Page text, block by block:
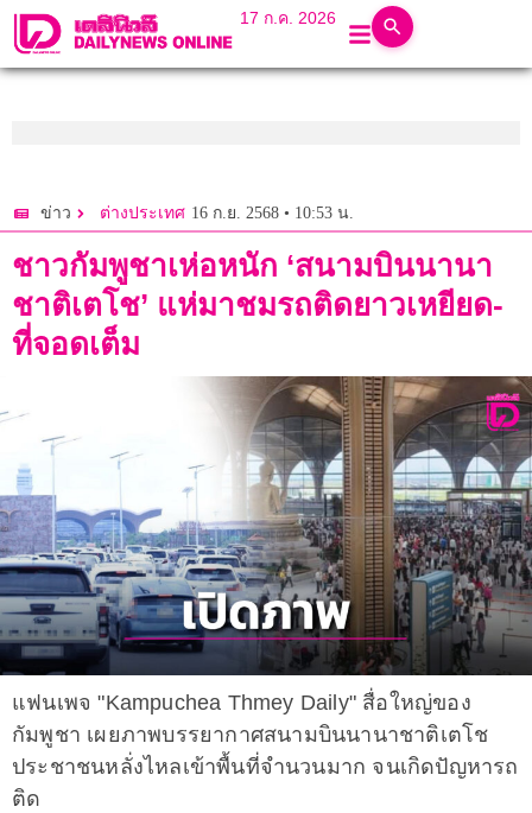
17 ก.ค. 2026
ข่าว ต่างประเทศ 16 ก.ย. 2568 • 10:53 น.
ชาวกัมพูชาเห่อหนัก ‘สนามบินนานา
ชาติเตโช’ แห่มาชมรถติดยาวเหยียด-
ที่จอดเต็ม
แฟนเพจ "Kampuchea Thmey Daily" สื่อใหญ่ของ
กัมพูชา เผยภาพบรรยากาศสนามบินนานาชาติเตโช
ประชาชนหลั่งไหลเข้าพื้นที่จำนวนมาก จนเกิดปัญหารถ
ติด